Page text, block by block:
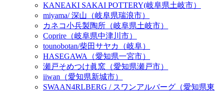
KANEAKI SAKAI POTTERY(岐阜県土岐市）
miyama/ 深山（岐阜県瑞浪市）
カネコ小兵製陶所（岐阜県土岐市）
Coprire（岐阜県中津川市）
tounobotan/柴田サヤカ（岐阜）
HASEGAWA（愛知県一宮市）
瀬戸そめつけ眞窯（愛知県瀬戸市）
iiwan（愛知県新城市）
SWAAN4RLBERG / スワンアルバーグ（愛知県東